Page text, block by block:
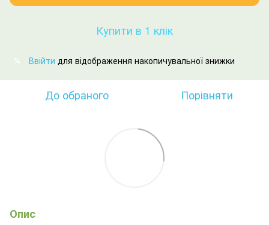
Купити в 1 клік
% Ввійти для відображення накопичувальної знижки
До обраного Порівняти
Опис